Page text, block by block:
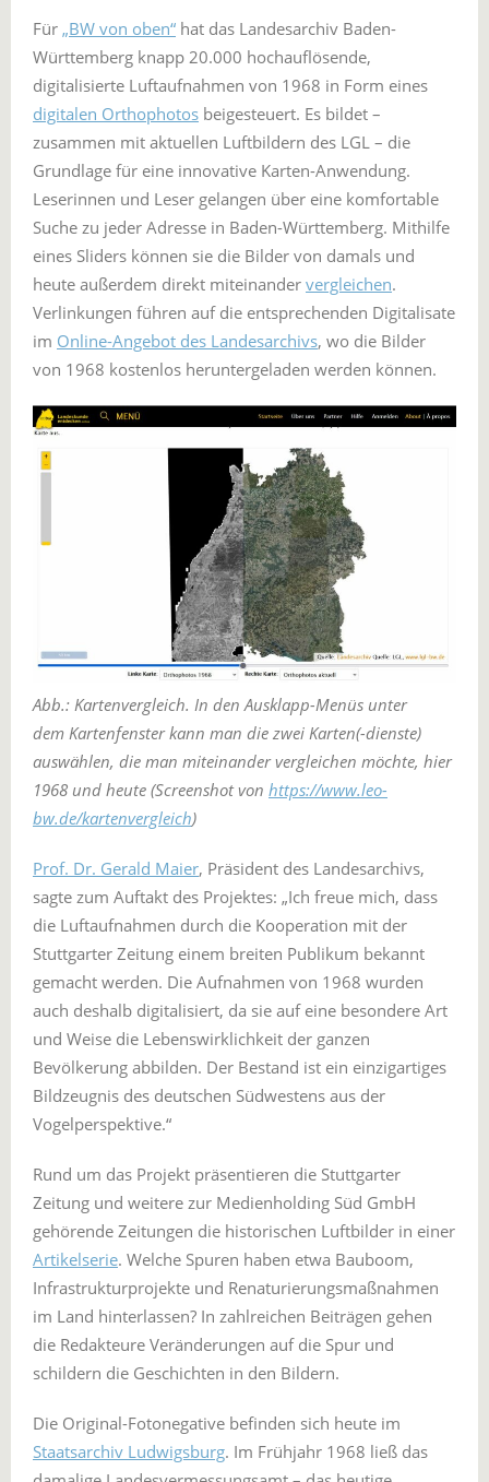
Für „BW von oben“ hat das Landesarchiv Baden-
Württemberg knapp 20.000 hochauflösende,
digitalisierte Luftaufnahmen von 1968 in Form eines
digitalen Orthophotos beigesteuert. Es bildet –
zusammen mit aktuellen Luftbildern des LGL – die
Grundlage für eine innovative Karten-Anwendung.
Leserinnen und Leser gelangen über eine komfortable
Suche zu jeder Adresse in Baden-Württemberg. Mithilfe
eines Sliders können sie die Bilder von damals und
heute außerdem direkt miteinander vergleichen.
Verlinkungen führen auf die entsprechenden Digitalisate
im Online-Angebot des Landesarchivs, wo die Bilder
von 1968 kostenlos heruntergeladen werden können.
Abb.: Kartenvergleich. In den Ausklapp-Menüs unter
dem Kartenfenster kann man die zwei Karten(-dienste)
auswählen, die man miteinander vergleichen möchte, hier
1968 und heute (Screenshot von https://www.leo-
bw.de/kartenvergleich)
Prof. Dr. Gerald Maier, Präsident des Landesarchivs,
sagte zum Auftakt des Projektes: „Ich freue mich, dass
die Luftaufnahmen durch die Kooperation mit der
Stuttgarter Zeitung einem breiten Publikum bekannt
gemacht werden. Die Aufnahmen von 1968 wurden
auch deshalb digitalisiert, da sie auf eine besondere Art
und Weise die Lebenswirklichkeit der ganzen
Bevölkerung abbilden. Der Bestand ist ein einzigartiges
Bildzeugnis des deutschen Südwestens aus der
Vogelperspektive.“
Rund um das Projekt präsentieren die Stuttgarter
Zeitung und weitere zur Medienholding Süd GmbH
gehörende Zeitungen die historischen Luftbilder in einer
Artikelserie. Welche Spuren haben etwa Bauboom,
Infrastrukturprojekte und Renaturierungsmaßnahmen
im Land hinterlassen? In zahlreichen Beiträgen gehen
die Redakteure Veränderungen auf die Spur und
schildern die Geschichten in den Bildern.
Die Original-Fotonegative befinden sich heute im
Staatsarchiv Ludwigsburg. Im Frühjahr 1968 ließ das